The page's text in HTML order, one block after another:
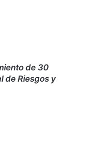
de 30
de Riesgos y